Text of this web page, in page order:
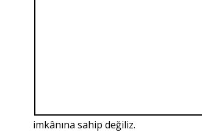
imkânına sahip değiliz.